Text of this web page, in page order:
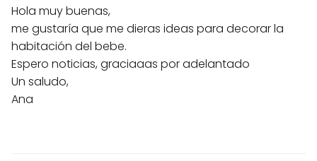
Hola muy buenas,
me gustaría que me dieras ideas para decorar la
habitación del bebe.
Espero noticias, graciaaas por adelantado
Un saludo,
Ana